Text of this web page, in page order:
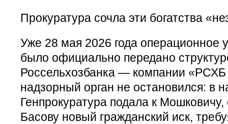
Прокуратура сочла эти богатства
Уже 28 мая 2026 года операционное
было официально передано
Россельхозбанка — компании
надзорный орган не остановился: в
Генпрокуратура подала к
Басову новый гражданский иск,